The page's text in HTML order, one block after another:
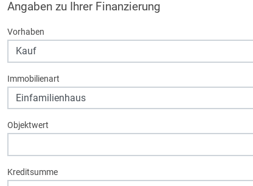
Angaben zu Ihrer Finanzierung
Vorhaben
Immobilienart
Objektwert
Kreditsumme